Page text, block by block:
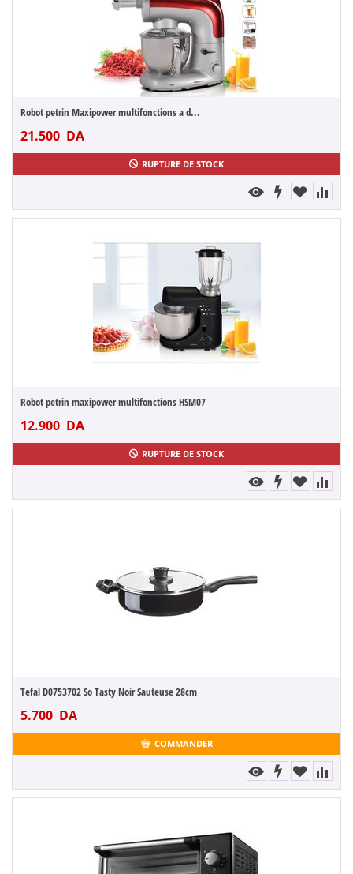
Robot petrin Maxipower multifonctions a d...
21.500 DA
RUPTURE DE STOCK
Robot petrin maxipower multifonctions HSM07
12.900 DA
RUPTURE DE STOCK
Tefal D0753702 So Tasty Noir Sauteuse 28cm
5.700 DA
COMMANDER